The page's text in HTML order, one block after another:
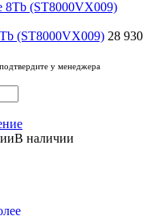
(ST8000VX009) 28 930
у менеджера
В наличии